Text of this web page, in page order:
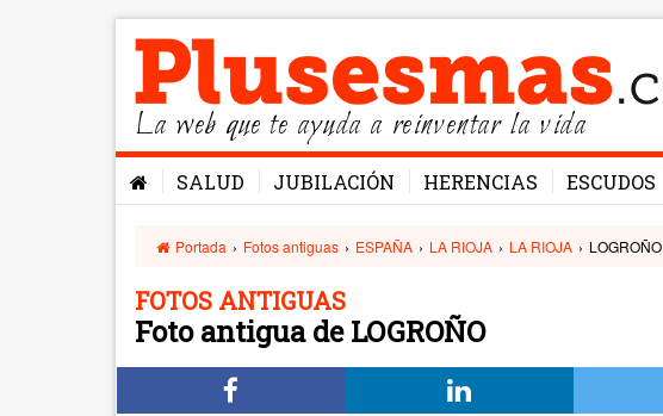
La web que te ayuda a reinventar la vida
SALUD JUBILACIÓN HERENCIAS ESCUDOS
Portada › Fotos antiguas › ESPAÑA › LA RIOJA › LA RIOJA › LOGROÑO
FOTOS ANTIGUAS
Foto antigua de LOGROÑO